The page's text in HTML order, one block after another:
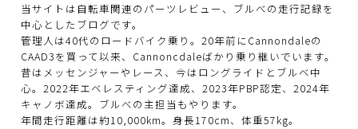
当サイトは自転車関連のパーツレビュー、ブルべの走行記録を
中心としたブログです。
管理人は40代のロードバイク乗り。20年前にCannondaleの
CAAD3を買って以来、Cannoncdaleばかり乗り継いでいます。
昔はメッセンジャーやレース、今はロングライドとブルベ中
心。2022年エベレスティング達成、2023年PBP認定、2024年
キャノボ達成。ブルべの主担当もやります。
年間走行距離は約10,000km。身長170cm、体重57kg。